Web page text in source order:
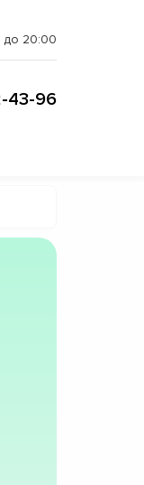
до 20:00
43-96